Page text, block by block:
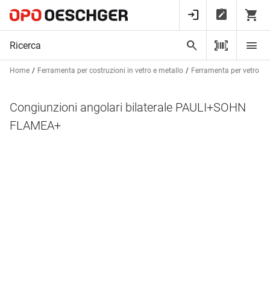
Home Ferramenta per costruzioni in vetro e metallo Ferramenta per vetro
Congiunzioni angolari bilaterale PAULI+SOHN
FLAMEA+